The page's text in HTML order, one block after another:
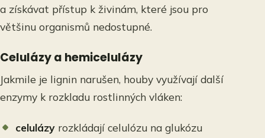
a získávat přístup k živinám, které jsou pro
většinu organismů nedostupné.
Celulázy a hemicelulázy
Jakmile je lignin narušen, houby využívají další
enzymy k rozkladu rostlinných vláken:
celulázy rozkládají celulózu na glukózu